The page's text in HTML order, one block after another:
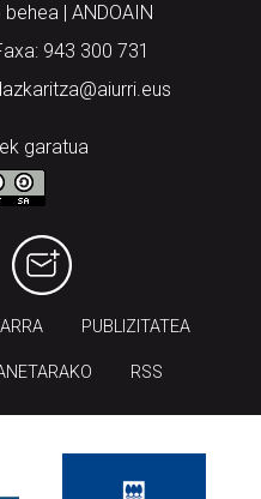
| ANDOAIN
943 300 731
garatua
PUBLIZITATEA
RSS